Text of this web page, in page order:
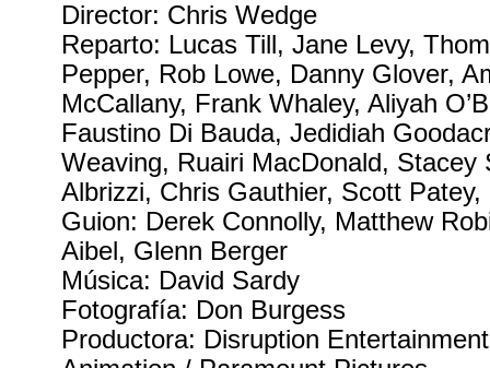
Director: Chris Wedge
Reparto: Lucas Till, Jane Levy,
Pepper, Rob Lowe, Danny Glover,
McCallany, Frank Whaley, Aliyah
Faustino Di Bauda, Jedidiah
Weaving, Ruairi MacDonald, Stacey
Albrizzi, Chris Gauthier, Scott Patey,
Guion: Derek Connolly, Matthew
Aibel, Glenn Berger
Música: David Sardy
Fotografía: Don Burgess
Productora: Disruption